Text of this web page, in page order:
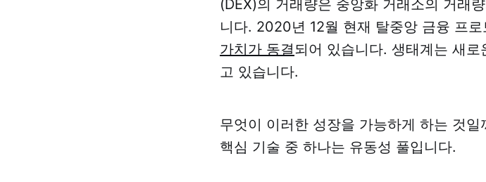
(DEX)의 거래량은 중앙화 거래소의 거래
니다. 2020년 12월 현재 탈중앙 금융 프
가치가 동결되어 있습니다. 생태계는 새
고 있습니다.
무엇이 이러한 성장을 가능하게 하는 것
핵심 기술 중 하나는 유동성 풀입니다.